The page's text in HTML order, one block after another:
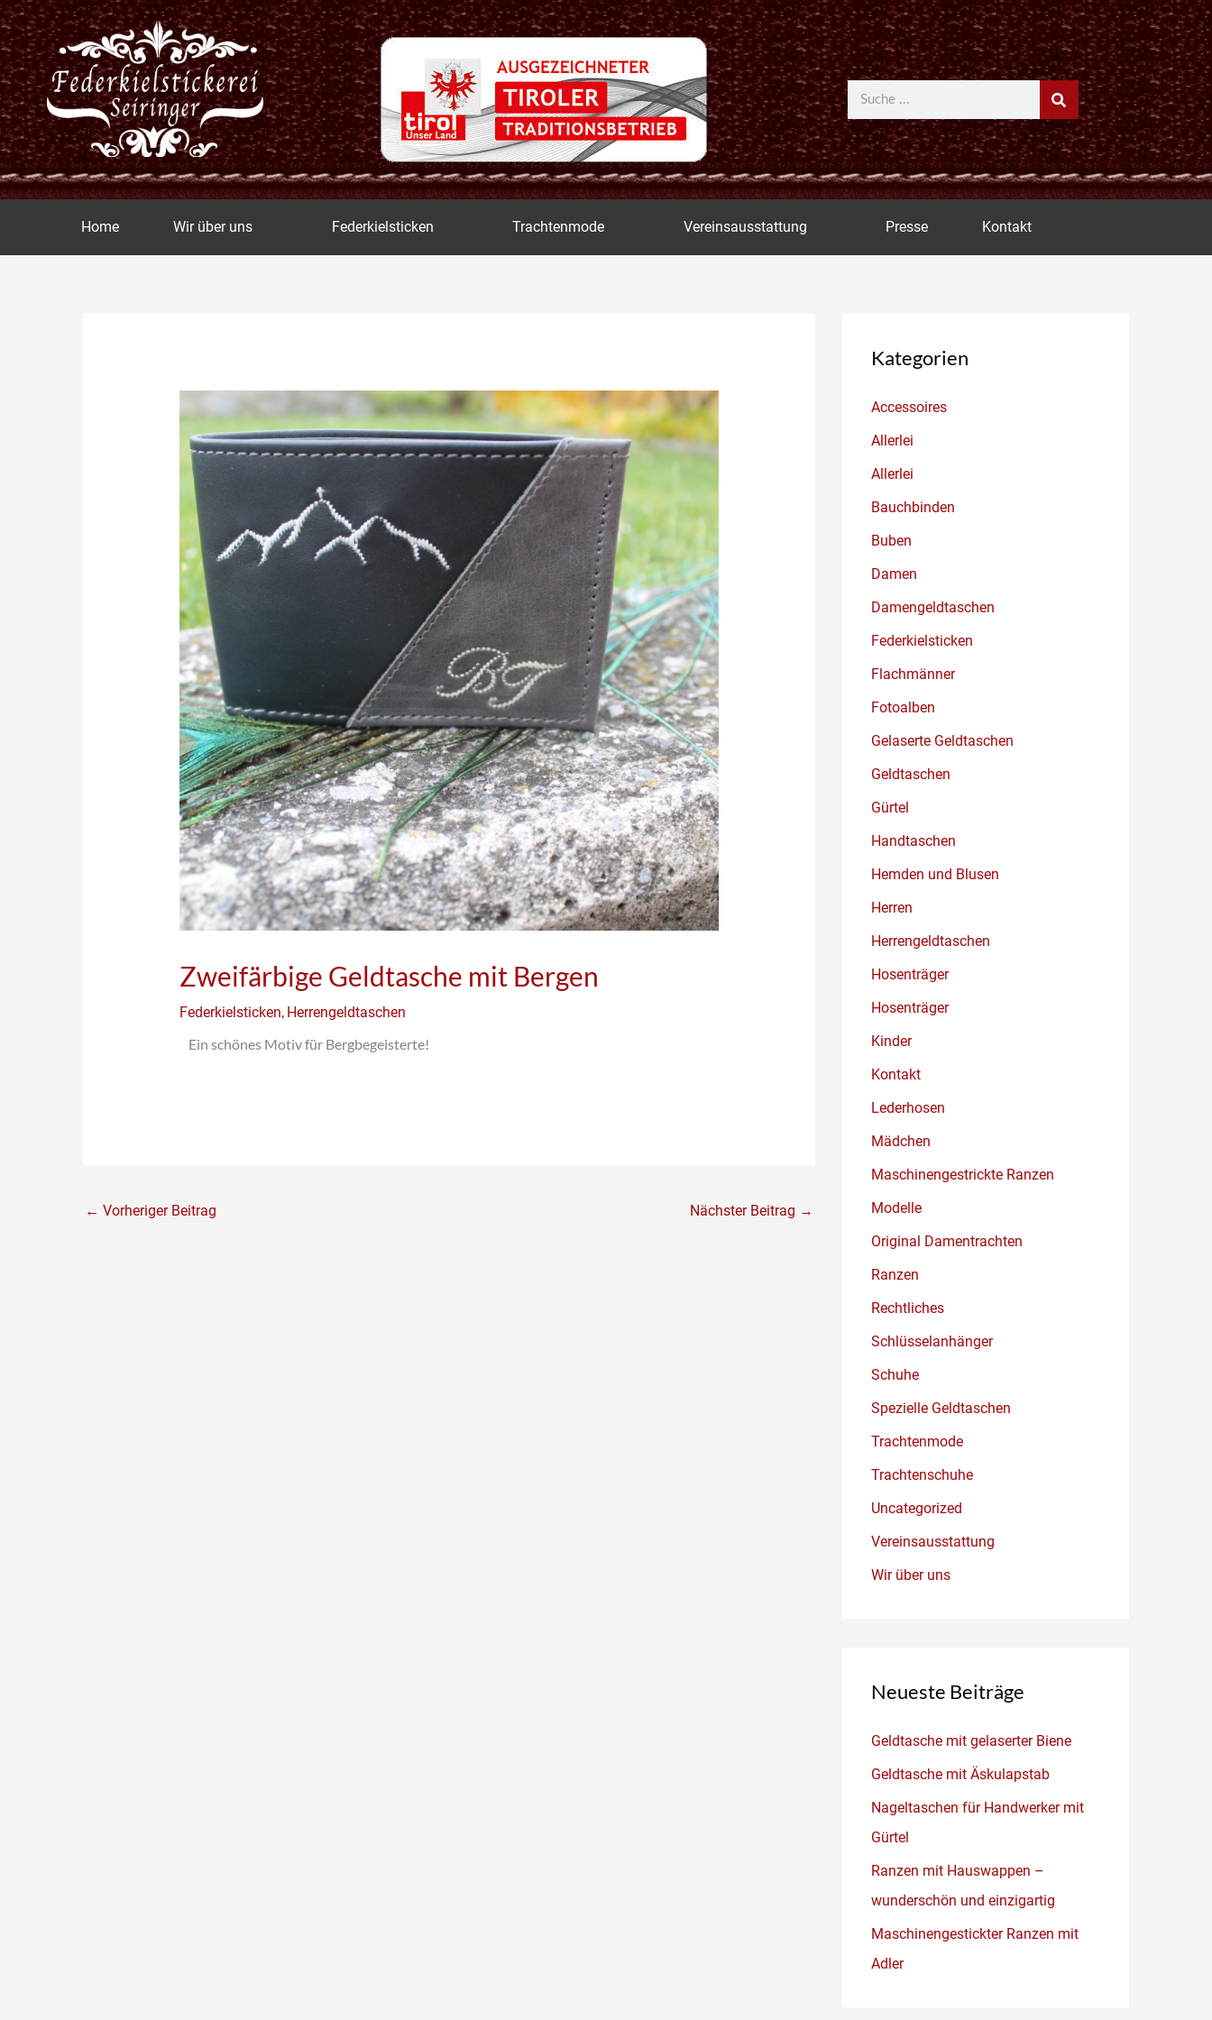
Zum
Inhalt
springen
Suche
Home Wir über uns Federkielsticken Trachtenmode Vereinsausstattung Presse Kontakt
Zweifärbige Geldtasche mit Bergen
Federkielsticken, Herrengeldtaschen
Ein schönes Motiv für Bergbegeisterte!
← Vorheriger Beitrag Nächster Beitrag →
Kategorien
Accessoires
Allerlei
Allerlei
Bauchbinden
Buben
Damen
Damengeldtaschen
Federkielsticken
Flachmänner
Fotoalben
Gelaserte Geldtaschen
Geldtaschen
Gürtel
Handtaschen
Hemden und Blusen
Herren
Herrengeldtaschen
Hosenträger
Hosenträger
Kinder
Kontakt
Lederhosen
Mädchen
Maschinengestrickte Ranzen
Modelle
Original Damentrachten
Ranzen
Rechtliches
Schlüsselanhänger
Schuhe
Spezielle Geldtaschen
Trachtenmode
Trachtenschuhe
Uncategorized
Vereinsausstattung
Wir über uns
Neueste Beiträge
Geldtasche mit gelaserter Biene
Geldtasche mit Äskulapstab
Nageltaschen für Handwerker mit
Gürtel
Ranzen mit Hauswappen –
wunderschön und einzigartig
Maschinengestickter Ranzen mit
Adler